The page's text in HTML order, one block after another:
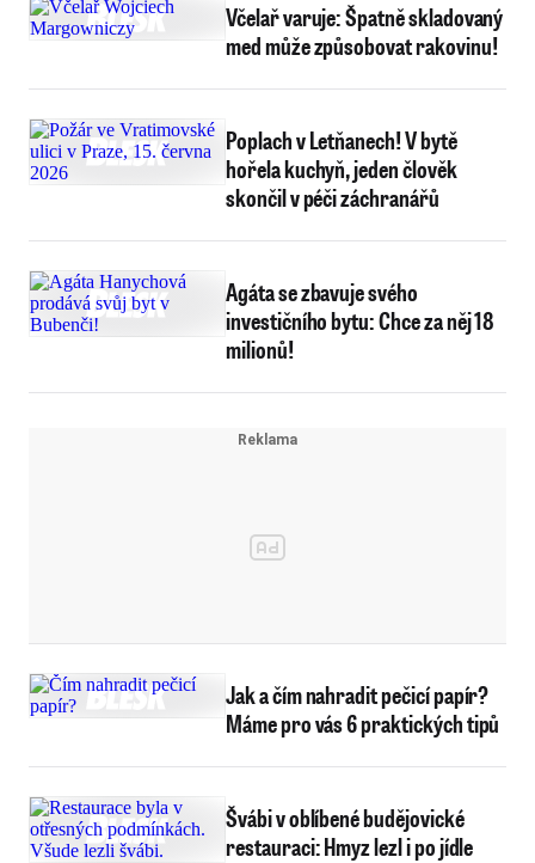
Včelař varuje: Špatně skladovaný
med může způsobovat rakovinu!
Poplach v Letňanech! V bytě
hořela kuchyň, jeden člověk
skončil v péči záchranářů
Agáta se zbavuje svého
investičního bytu: Chce za něj 18
milionů!
Jak a čím nahradit pečicí papír?
Máme pro vás 6 praktických tipů
Švábi v oblíbené budějovické
restauraci: Hmyz lezl i po jídle